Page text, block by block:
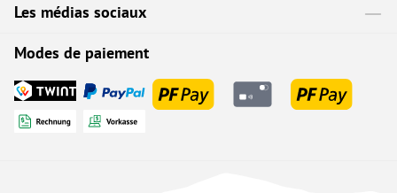
Les médias sociaux
Modes de paiement